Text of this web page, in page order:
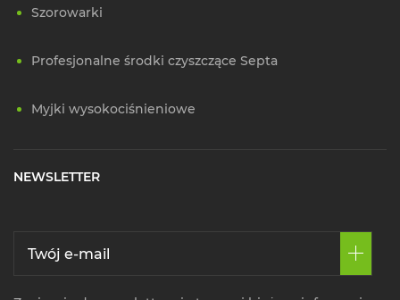
Szorowarki
Profesjonalne środki czyszczące Septa
Myjki wysokociśnieniowe
NEWSLETTER